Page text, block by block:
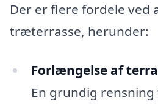
Der er flere fordele ved
træterrasse, herunder:
Forlængelse af
En grundig